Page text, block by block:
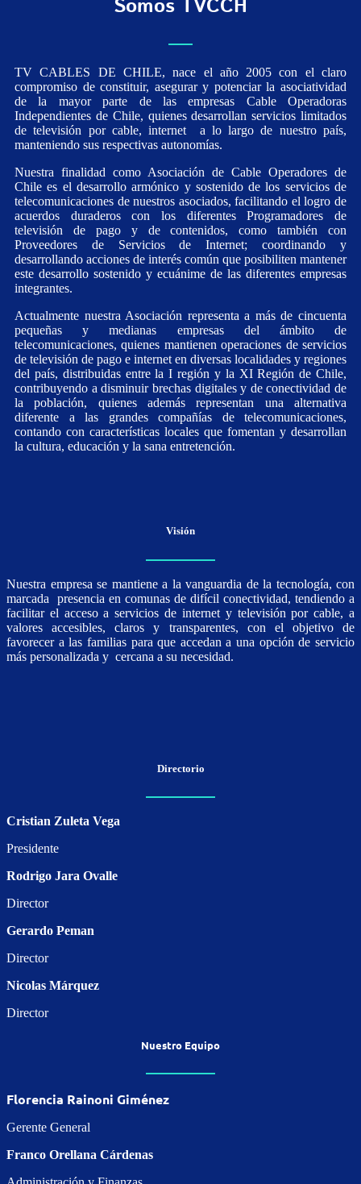
Somos TVCCH
TV CABLES DE CHILE, nace el año 2005 con el claro
compromiso de constituir, asegurar y potenciar la asociatividad
de la mayor parte de las empresas Cable Operadoras
Independientes de Chile, quienes desarrollan servicios limitados
de televisión por cable, internet a lo largo de nuestro país,
manteniendo sus respectivas autonomías.
Nuestra finalidad como Asociación de Cable Operadores de
Chile es el desarrollo armónico y sostenido de los servicios de
telecomunicaciones de nuestros asociados, facilitando el logro de
acuerdos duraderos con los diferentes Programadores de
televisión de pago y de contenidos, como también con
Proveedores de Servicios de Internet; coordinando y
desarrollando acciones de interés común que posibiliten mantener
este desarrollo sostenido y ecuánime de las diferentes empresas
integrantes.
Actualmente nuestra Asociación representa a más de cincuenta
pequeñas y medianas empresas del ámbito de
telecomunicaciones, quienes mantienen operaciones de servicios
de televisión de pago e internet en diversas localidades y regiones
del país, distribuidas entre la I región y la XI Región de Chile,
contribuyendo a disminuir brechas digitales y de conectividad de
la población, quienes además representan una alternativa
diferente a las grandes compañías de telecomunicaciones,
contando con características locales que fomentan y desarrollan
la cultura, educación y la sana entretención.
Visión
Nuestra empresa se mantiene a la vanguardia de la tecnología, con
marcada presencia en comunas de difícil conectividad, tendiendo a
facilitar el acceso a servicios de internet y televisión por cable, a
valores accesibles, claros y transparentes, con el objetivo de
favorecer a las familias para que accedan a una opción de servicio
más personalizada y cercana a su necesidad.
Directorio
Cristian Zuleta Vega
Presidente
Rodrigo Jara Ovalle
Director
Gerardo Peman
Director
Nicolas Márquez
Director
Nuestro Equipo
Florencia Rainoni Giménez
Gerente General
Franco Orellana Cárdenas